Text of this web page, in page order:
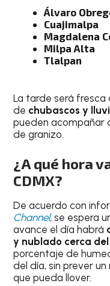
Álvaro
Cuajimalpa
Magdalena
Milpa Alta
Tlalpan
La tarde será
de chubascos y
pueden acompañar
de granizo.
¿A qué hora
CDMX?
De acuerdo con
Channel, se espera
avance el día habrá
y nublado cerca
porcentaje de
del día, sin prever
que pueda llover.